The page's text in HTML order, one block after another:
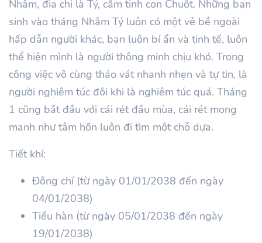
Nhâm, địa chi là Tý, cầm tinh con Chuột. Những bạn
sinh vào tháng Nhâm Tý luôn có một vẻ bề ngoài
hấp dẫn người khác, bạn luôn bí ẩn và tinh tế, luôn
thể hiện mình là người thông minh chịu khó. Trong
công việc vô cùng tháo vát nhanh nhẹn và tự tin, là
người nghiêm túc đôi khi là nghiêm túc quá. Tháng
1 cũng bắt đầu với cái rét đầu mùa, cái rét mong
manh như tâm hồn luôn đi tìm một chỗ dựa.
Tiết khí:
Đông chí (từ ngày 01/01/2038 đến ngày
04/01/2038)
Tiểu hàn (từ ngày 05/01/2038 đến ngày
19/01/2038)